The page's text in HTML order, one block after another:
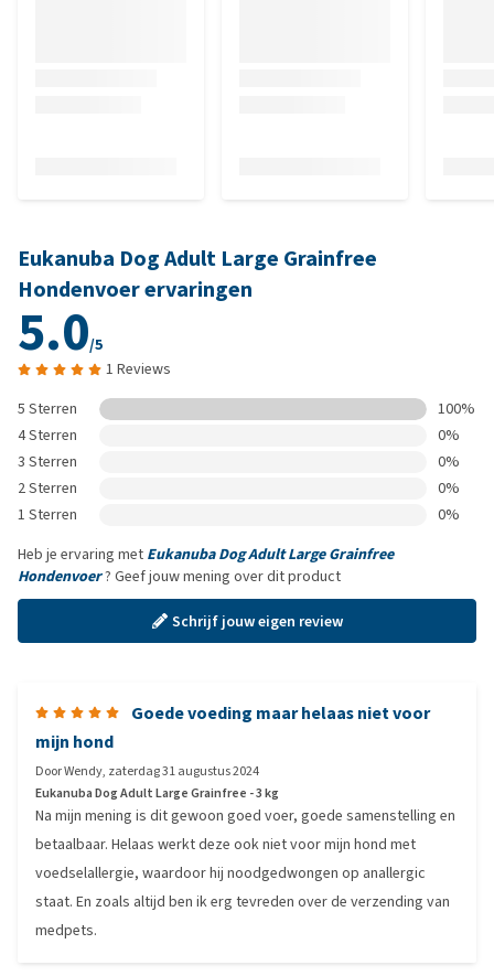
Eukanuba Dog Adult Large Grainfree
Hondenvoer ervaringen
5.0/5
1 Reviews
5 Sterren
100%
4 Sterren
0%
3 Sterren
0%
2 Sterren
0%
1 Sterren
0%
Heb je ervaring met Eukanuba Dog Adult Large Grainfree
Hondenvoer? Geef jouw mening over dit product
Schrijf jouw eigen review
Goede voeding maar helaas niet voor
mijn hond
DoorWendy, zaterdag 31 augustus 2024
Eukanuba Dog Adult Large Grainfree - 3 kg
Na mijn mening is dit gewoon goed voer, goede samenstelling en
betaalbaar. Helaas werkt deze ook niet voor mijn hond met
voedselallergie, waardoor hij noodgedwongen op anallergic
staat. En zoals altijd ben ik erg tevreden over de verzending van
medpets.